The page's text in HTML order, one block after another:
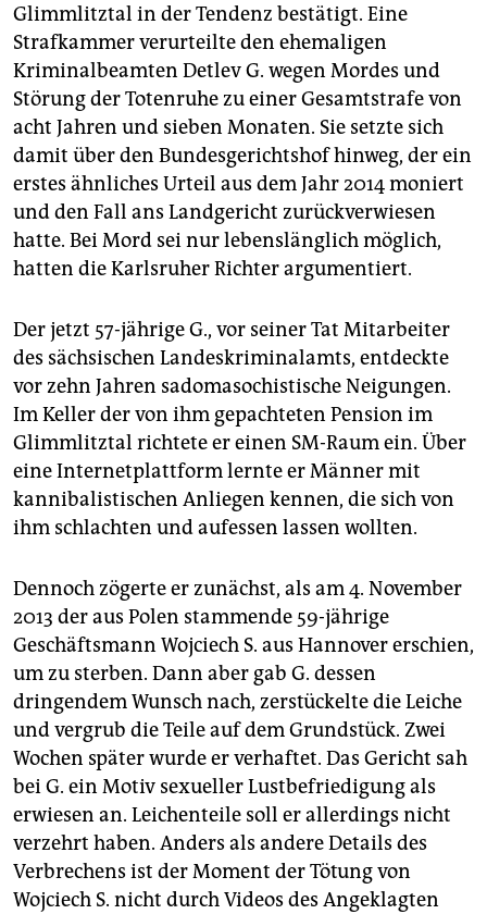
genossenschaft
epaper login
Glimmlitztal in der Tendenz bestätigt. Eine
Strafkammer verurteilte den ehemaligen
Kriminalbeamten Detlev G. wegen Mordes und
Störung der Totenruhe zu einer Gesamtstrafe von
acht Jahren und sieben Monaten. Sie setzte sich
damit über den Bundesgerichtshof hinweg, der ein
erstes ähnliches Urteil aus dem Jahr 2014 moniert
und den Fall ans Landgericht zurückverwiesen
hatte. Bei Mord sei nur lebenslänglich möglich,
hatten die Karlsruher Richter argumentiert.
Der jetzt 57-jährige G., vor seiner Tat Mitarbeiter
des sächsischen Landeskriminalamts, entdeckte
vor zehn Jahren sadomasochistische Neigungen.
Im Keller der von ihm gepachteten Pension im
Glimmlitztal richtete er einen SM-Raum ein. Über
eine Internetplattform lernte er Männer mit
kannibalistischen Anliegen kennen, die sich von
ihm schlachten und aufessen lassen wollten.
Dennoch zögerte er zunächst, als am 4. November
2013 der aus Polen stammende 59-jährige
Geschäftsmann Wojciech S. aus Hannover erschien,
um zu sterben. Dann aber gab G. dessen
dringendem Wunsch nach, zerstückelte die Leiche
und vergrub die Teile auf dem Grundstück. Zwei
Wochen später wurde er verhaftet. Das Gericht sah
bei G. ein Motiv sexueller Lustbefriedigung als
erwiesen an. Leichenteile soll er allerdings nicht
verzehrt haben. Anders als andere Details des
Verbrechens ist der Moment der Tötung von
Wojciech S. nicht durch Videos des Angeklagten